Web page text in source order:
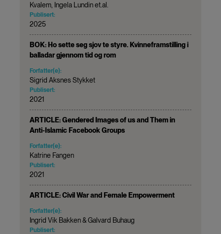
Kvalem, Ingela Lundin et.al.
Publisert:
2025
BOK: Ho sette seg sjov te styre. Kvinneframstilling i
balladar gjennom tid og rom
Forfatter(e):
Sigrid Aksnes Stykket
Publisert:
2021
ARTICLE: Gendered Images of us and Them in
Anti-Islamic Facebook Groups
Forfatter(e):
Katrine Fangen
Publisert:
2021
ARTICLE: Civil War and Female Empowerment
Forfatter(e):
Ingrid Vik Bakken & Galvard Buhaug
Publisert: